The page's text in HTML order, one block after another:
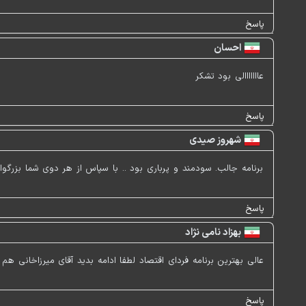
پاسخ
احسان
عااااااالی بود تشکر
پاسخ
شهروز صیدی
برنامه جالب. سودمند و پرباری بود .. با سپاس از هر دوی شما
پاسخ
بهزاد نامی نژاد
عالی بهترین برنامه فردای اقتصاد لطفا ادامه بدید آقای میرزاخانی
پاسخ